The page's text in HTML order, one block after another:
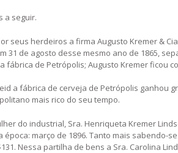
a seguir.
seus herdeiros a firma Augusto Kremer &
31 de agosto desse mesmo ano de 1865,
de Petrópolis; Augusto Kremer ficou
a fábrica de cerveja de Petrópolis ganhou
mais rico do seu tempo.
do industrial, Sra. Henriqueta Kremer
março de 1896. Tanto mais sabendo-
Nessa partilha de bens a Sra. Carolina